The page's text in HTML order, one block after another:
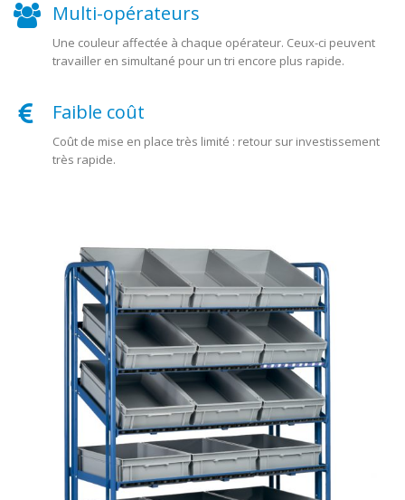
Multi-opérateurs
Une couleur affectée à chaque opérateur. Ceux-ci peuvent
travailler en simultané pour un tri encore plus rapide.
Faible coût
Coût de mise en place très limité : retour sur investissement
très rapide.